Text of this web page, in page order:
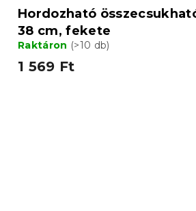
Hordozható
38 cm, fekete
Raktáron (>10 db)
1 569 Ft